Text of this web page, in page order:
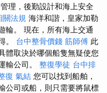
理，後勤設計和海上安全
關法規 海洋和諧，皇家加勒
輪。 現在，所有海上交通
。 台中整骨價錢 筋師傅 此
體取決於哪個船隻無疑使您
輸公司。 整復學徒 台中排
復 氣結 您可以找到船舶，
公司或船，則只需要將鼠標